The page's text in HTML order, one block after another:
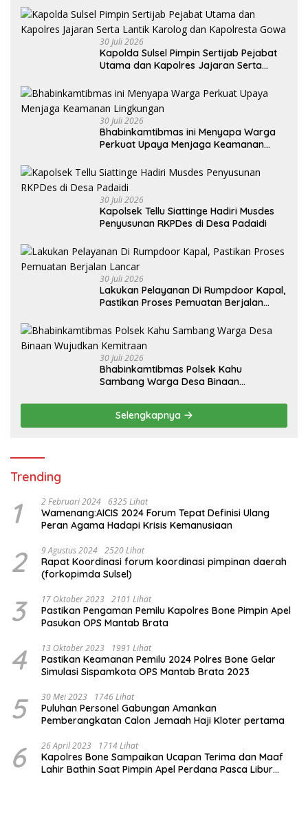
30 Juli 2026
Kapolda Sulsel Pimpin Sertijab Pejabat
Utama dan Kapolres Jajaran Serta
30 Juli 2026
Bhabinkamtibmas ini Menyapa Warga
Perkuat Upaya Menjaga Keamanan
30 Juli 2026
Kapolsek Tellu Siattinge Hadiri Musdes
Penyusunan RKPDes di Desa Padaidi
30 Juli 2026
Lakukan Pelayanan Di Rumpdoor Kapal,
Pastikan Proses Pemuatan Berjalan
30 Juli 2026
Bhabinkamtibmas Polsek Kahu
Sambang Warga Desa Binaan
Selengkapnya
Trending
1 2 Februari 2024 6325 Lihat
Wamenang:AICIS 2024 Forum Tepat Definisi Ulang
Peran Agama Hadapi Krisis Kemanusiaan
2 9 Agustus 2024 2520 Lihat
Rapat Koordinasi forum koordinasi pimpinan daerah
(forkopimda Sulsel)
3 17 Oktober 2023 2101 Lihat
Pastikan Pengaman Pemilu Kapolres Bone Pimpin Apel
Pasukan OPS Mantab Brata
4 13 Oktober 2023 1991 Lihat
Pastikan Keamanan Pemilu 2024 Polres Bone Gelar
Simulasi Sispamkota OPS Mantab Brata 2023
5 30 Mei 2023 1746 Lihat
Puluhan Personel Gabungan Amankan
Pemberangkatan Calon Jemaah Haji Kloter pertama
6 26 April 2023 1714 Lihat
Kapolres Bone Sampaikan Ucapan Terima dan Maaf
Lahir Bathin Saat Pimpin Apel Perdana Pasca Libur